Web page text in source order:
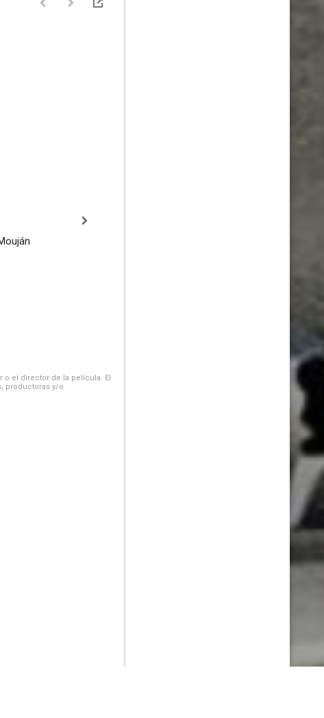
o el director de la película. El
productoras y/o